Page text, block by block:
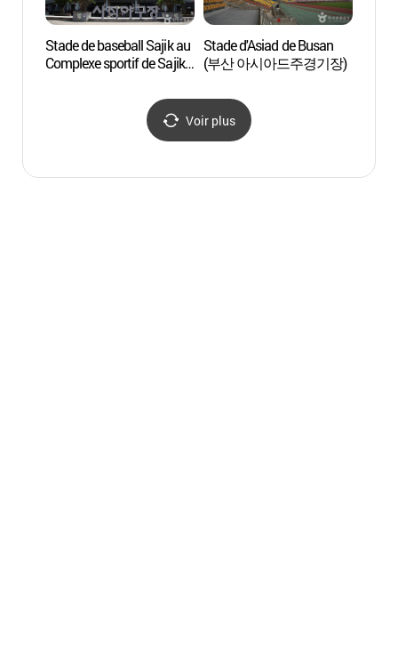
Stade de baseball Sajik au
Complexe sportif de Sajik
Stade d'Asiad de Busan
(부산 아시아드주경기장)
Voir plus